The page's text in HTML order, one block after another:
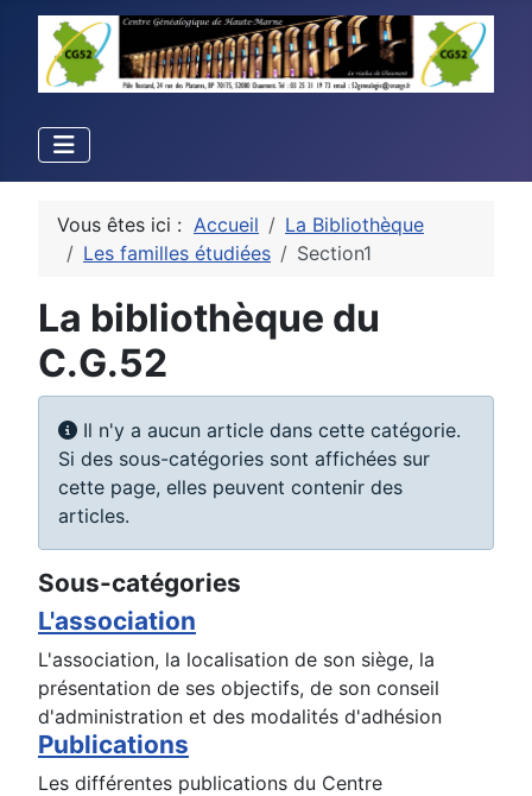
Vous êtes ici : Accueil
La Bibliothèque
Les familles étudiées
Section1
La bibliothèque du
C.G.52
Info
Il n'y a aucun article dans cette catégorie.
Si des sous-catégories sont affichées sur
cette page, elles peuvent contenir des
articles.
Sous-catégories
L'association
L'association, la localisation de son siège, la
présentation de ses objectifs, de son conseil
d'administration et des modalités d'adhésion
Publications
Les différentes publications du Centre